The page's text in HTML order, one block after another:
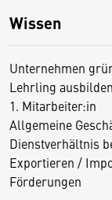
Wissen
Unternehmen
Lehrling ausbilden
1. Mitarbeiter:in
Allgemeine
Dienstverhältnis
Exportieren /
Förderungen